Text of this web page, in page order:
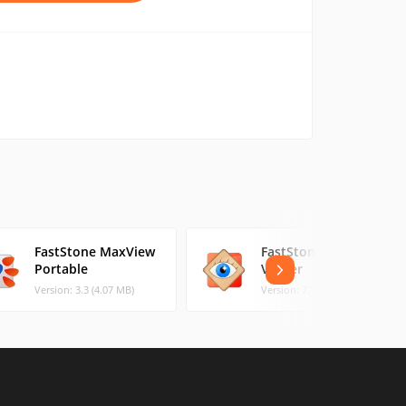
FastStone MaxView
Portable
Version: 3.3 (4.07 MB)
FastStone Image
Viewer
Version: 7.7 (6.99 MB)